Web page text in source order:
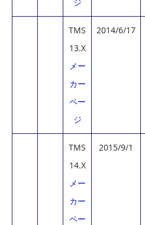
TMS
13.X
メー
カー
ペー
ジ
2014/6/17
TMS
14.X
メー
カー
ペー
2015/9/1